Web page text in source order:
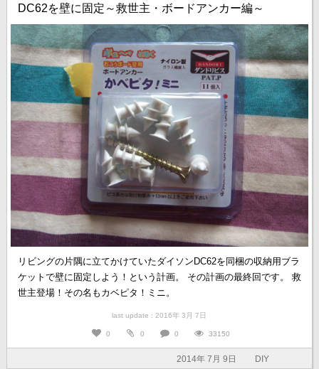
DC62を壁に固定～救世主・ボードアンカー編～
リビングの片隅に立てかけていたダイソンDC62を同梱の収納用ブラ
ケットで壁に固定しよう！という計画。 その計画の最終回です。 救
世主登場！その名もカベピタ！ミニ。
last update : 2016年 3月 7日
0 0 0 33150
2014年 7月 9日 DIY